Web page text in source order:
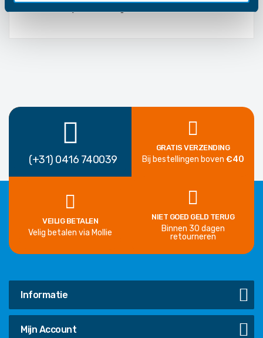
(+31) 0416 740039
GRATIS VERZENDING
Bij bestellingen boven €40
VEILIG BETALEN
Velig betalen via Mollie
NIET GOED GELD TERUG
Binnen 30 dagen
retourneren
Informatie
Mijn Account